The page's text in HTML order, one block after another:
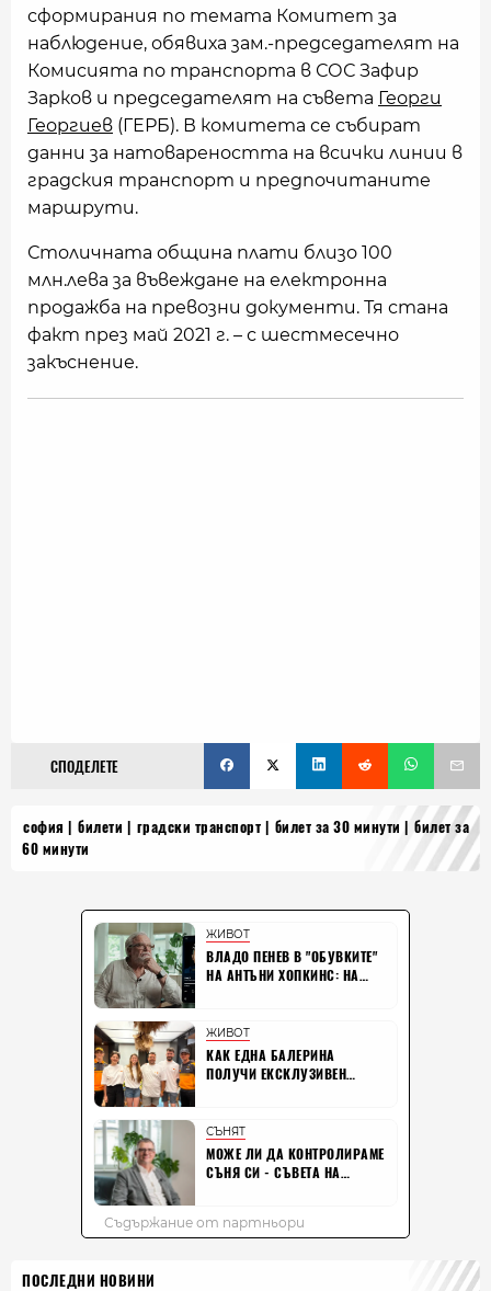
сформирания по темата Комитет за
наблюдение, обявиха зам.-председателят на
Комисията по транспорта в СОС Зафир
Зарков и председателят на съвета Георги
Георгиев (ГЕРБ). В комитета се събират
данни за натовареността на всички линии в
градския транспорт и предпочитаните
маршрути.
Столичната община плати близо 100
млн.лева за въвеждане на електронна
продажба на превозни документи. Тя стана
факт през май 2021 г. – с шестмесечно
закъснение.
СПОДЕЛЕТЕ
софия билети градски транспорт билет за 30 минути
билет за
60 минути
ПОСЛЕДНИ НОВИНИ